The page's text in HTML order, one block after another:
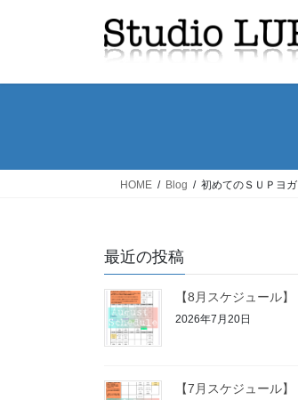
HOME Blog 初めてのＳＵＰヨガ
最近の投稿
【8月スケジュール】
2026年7月20日
【7月スケジュール】